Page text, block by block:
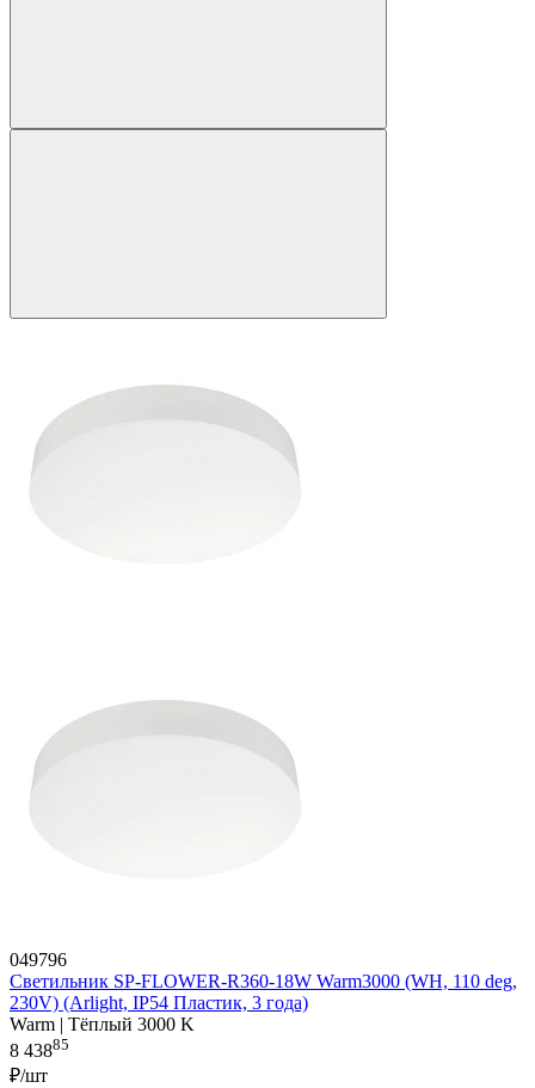
049796
Светильник SP-FLOWER-R360-18W Warm3000 (WH, 110 deg,
230V) (Arlight, IP54 Пластик, 3 года)
Warm | Тёплый 3000 K
8 43885
₽/шт